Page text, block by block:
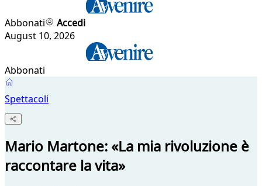
Abbonati
Accedi
August 10, 2026
Abbonati
Spettacoli
Mario Martone: «La mia rivoluzione è
raccontare la vita»